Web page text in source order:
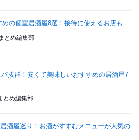
めの個室居酒屋8選！接待に使えるお店も
とめ編集部
パ抜群！安くて美味しいおすすめの居酒屋7
とめ編集部
酒屋巡り！お酒がすすむメニューが人気の